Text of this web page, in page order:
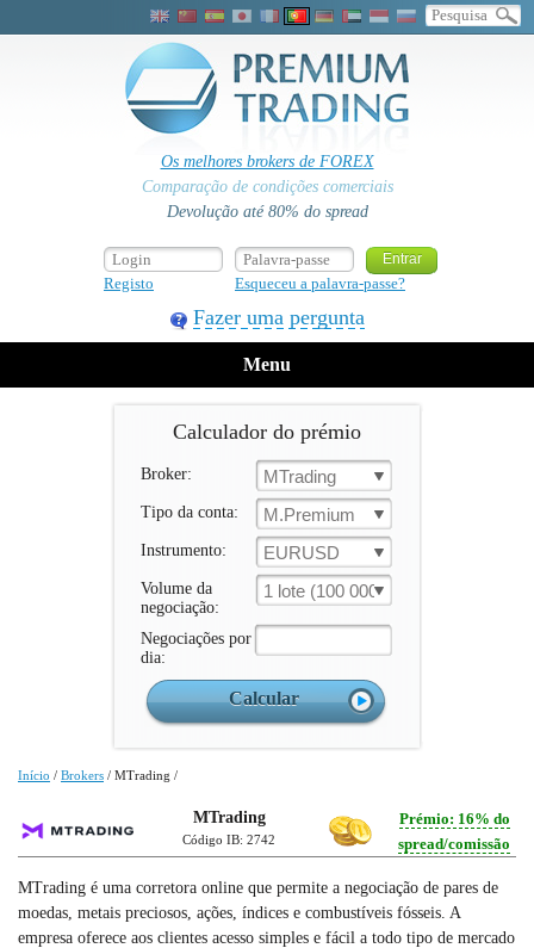
Os melhores brokers de FOREX
Comparação de condições comerciais
Devolução até 80% do spread
Registo Esqueceu a palavra-passe?
Fazer uma pergunta
Menu
Calculador do prémio
Broker: MTrading
Tipo da conta: M.Premium
Instrumento: EURUSD
Volume da
negociação:
1 lote (100 000 un.)
Negociações por
dia:
Início / Brokers / MTrading /
MTrading
Código IB: 2742
Prémio: 16% do
spread/comissão
MTrading é uma corretora online que permite a negociação de pares de
moedas, metais preciosos, ações, índices e combustíveis fósseis. A
empresa oferece aos clientes acesso simples e fácil a todo tipo de mercado